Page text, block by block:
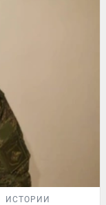
ИСТОРИИ